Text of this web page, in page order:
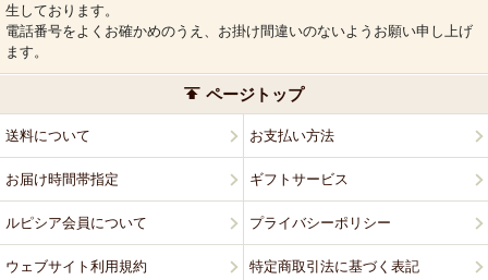
生しております。
電話番号をよくお確かめのうえ、お掛け間違いのないようお願い申し上げ
ます。
ページトップ
送料について お支払い方法
お届け時間帯指定 ギフトサービス
ルピシア会員について プライバシーポリシー
ウェブサイト利用規約 特定商取引法に基づく表記